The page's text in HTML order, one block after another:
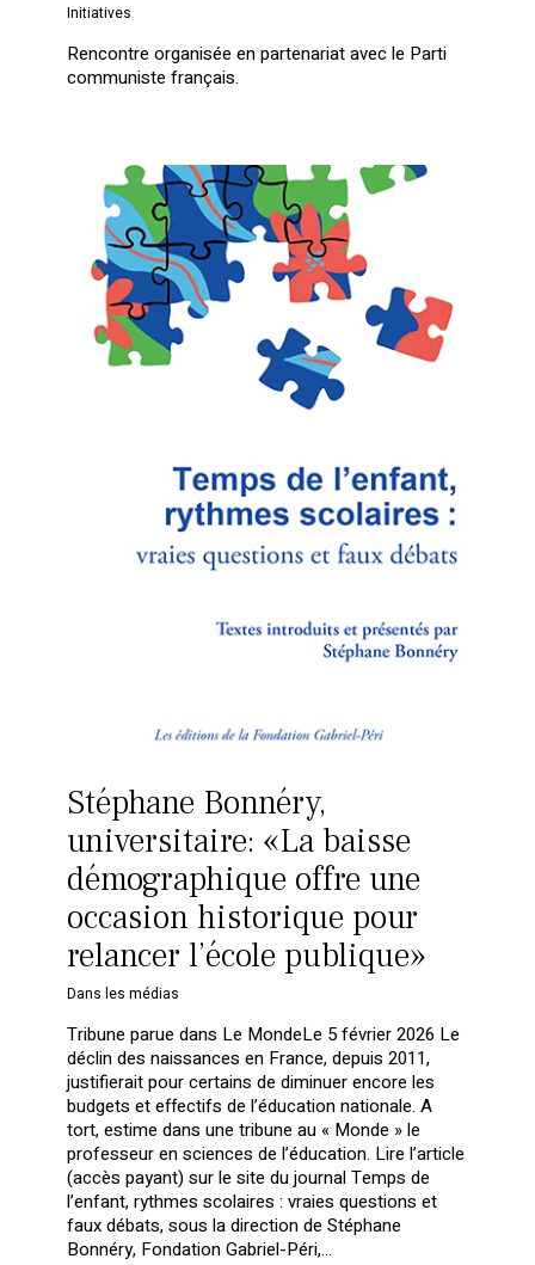
Initiatives
Rencontre organisée en partenariat avec le Parti
communiste français.
Stéphane Bonnéry,
universitaire: «La baisse
démographique offre une
occasion historique pour
relancer l’école publique»
Dans les médias
Tribune parue dans Le MondeLe 5 février 2026 Le
déclin des naissances en France, depuis 2011,
justifierait pour certains de diminuer encore les
budgets et effectifs de l’éducation nationale. A
tort, estime dans une tribune au « Monde » le
professeur en sciences de l’éducation. Lire l’article
(accès payant) sur le site du journal Temps de
l’enfant, rythmes scolaires : vraies questions et
faux débats, sous la direction de Stéphane
Bonnéry, Fondation Gabriel-Péri,…